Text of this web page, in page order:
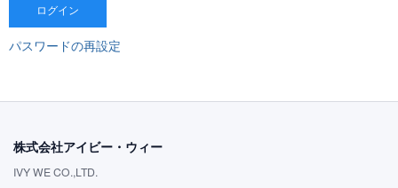
ログイン
パスワードの再設定
株式会社アイビー・ウィー
IVY WE CO.,LTD.